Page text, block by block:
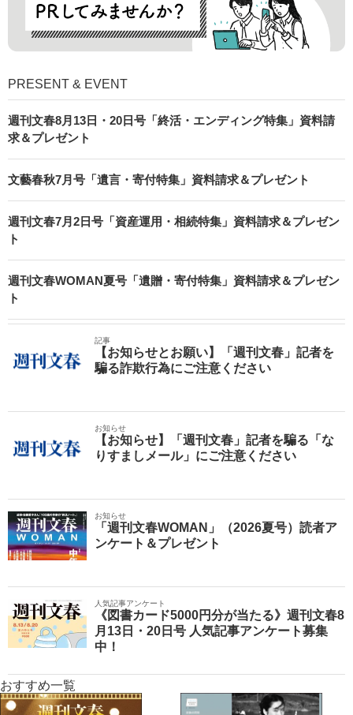
PRESENT & EVENT
週刊文春8月13日・20日号「終活・エンディング特集」資料請
求＆プレゼント
文藝春秋7月号「遺言・寄付特集」資料請求＆プレゼント
週刊文春7月2日号「資産運用・相続特集」資料請求＆プレゼン
ト
週刊文春WOMAN夏号「遺贈・寄付特集」資料請求＆プレゼン
ト
記事
【お知らせとお願い】「週刊文春」記者を
騙る詐欺行為にご注意ください
お知らせ
【お知らせ】「週刊文春」記者を騙る「な
りすましメール」にご注意ください
お知らせ
「週刊文春WOMAN」（2026夏号）読者ア
ンケート＆プレゼント
人気記事アンケート
《図書カード5000円分が当たる》週刊文春8
月13日・20日号 人気記事アンケート募集
中！
おすすめ一覧